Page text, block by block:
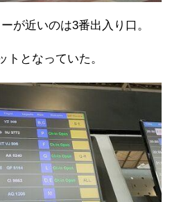
が近いのは3番出入り口。
トとなっていた。